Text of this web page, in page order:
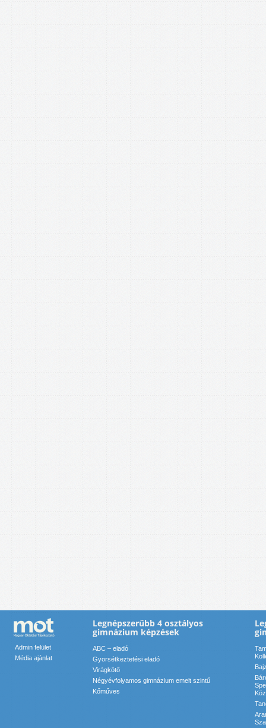
Admin felület
Média ajánlat
Legnépszerűbb 4 osztályos
gimnázium képzések
ABC – eladó
Gyorsétkeztetési eladó
Virágkötő
Négyévfolyamos gimnázium emelt szintű
Kőműves